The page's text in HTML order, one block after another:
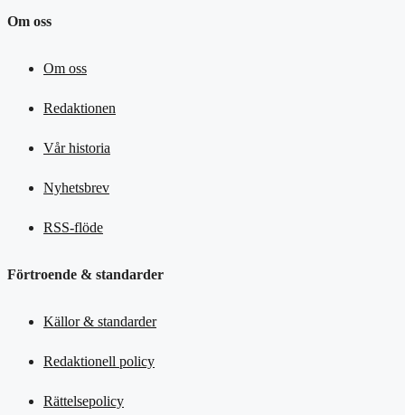
Om oss
Om oss
Redaktionen
Vår historia
Nyhetsbrev
RSS-flöde
Förtroende & standarder
Källor & standarder
Redaktionell policy
Rättelsepolicy